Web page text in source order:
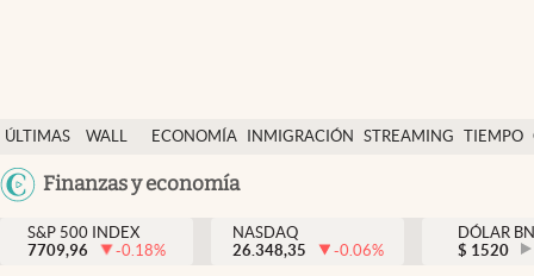
ÚLTIMAS
NOTICIAS
WALL
DÓLAR
ECONOMÍA INMIGRACIÓN STREAMING TIEMPO
México
Finanzas y economía
Finanzas y economía
Wall Street y dólar
Inmigración
S&P 500 INDEX
7709,96
-0.18%
NASDAQ
26.348,35
-0.06%
DÓLAR
$ 1520